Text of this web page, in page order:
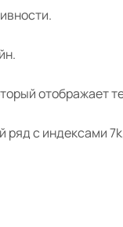
отображает
с индексами